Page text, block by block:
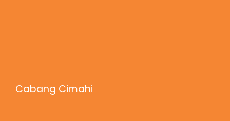
Cabang Cimahi